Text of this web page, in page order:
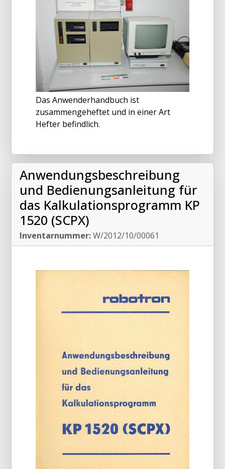
Das Anwenderhandbuch ist
zusammengeheftet und in einer Art
Hefter befindlich.
Anwendungsbeschreibung
und Bedienungsanleitung für
das Kalkulationsprogramm KP
1520 (SCPX)
Inventarnummer:W/2012/10/00061